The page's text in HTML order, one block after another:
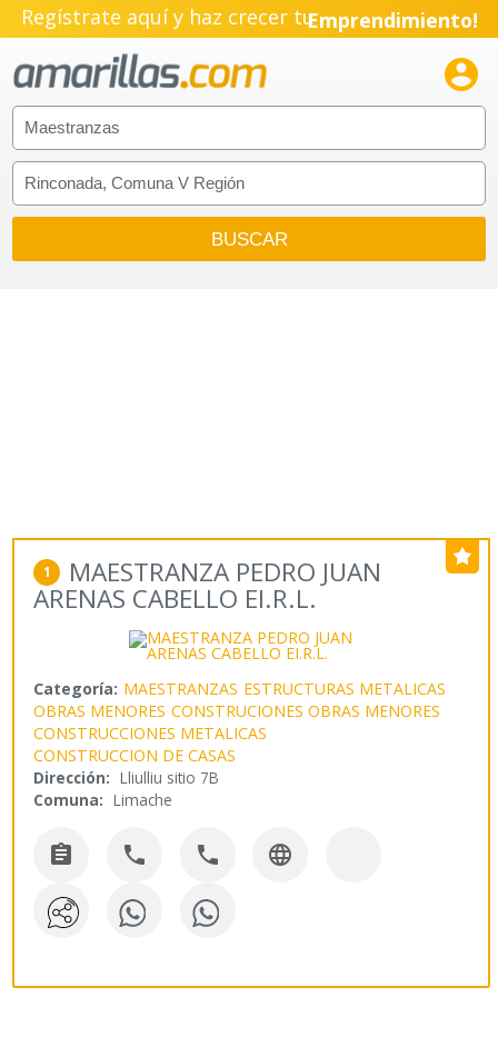
Regístrate aquí y haz crecer tuEmprendimiento!

1 MAESTRANZA PEDRO JUAN
ARENAS CABELLO EI.R.L.
Categoría: MAESTRANZAS ESTRUCTURAS METALICAS
OBRAS MENORES CONSTRUCIONES OBRAS MENORES
CONSTRUCCIONES METALICAS
CONSTRUCCION DE CASAS
Dirección: Lliulliu sitio 7B
Comuna: Limache
   